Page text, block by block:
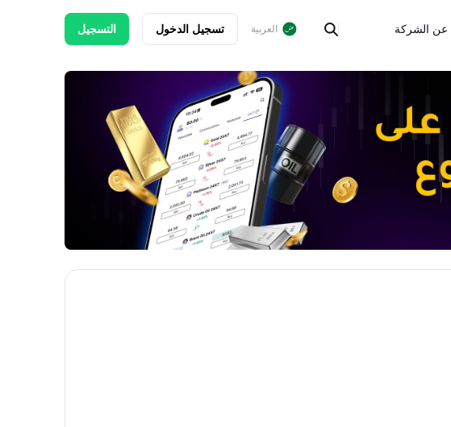
عن الشركة العربية تسجيل الدخول التسجيل